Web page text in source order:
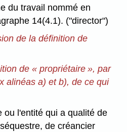
du travail nommé en
14(4.1). ("director")
de la définition de
de « propriétaire », par
alinéas a) et b), de ce qui
ou l'entité qui a qualité de
de créancier